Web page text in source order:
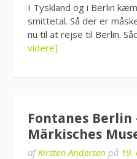
I Tyskland og i Berlin
smittetal. Så der er
nu til at rejse til Berlin.
videre]
Fontanes
Märkisches
afKirsten Andersen på 19.